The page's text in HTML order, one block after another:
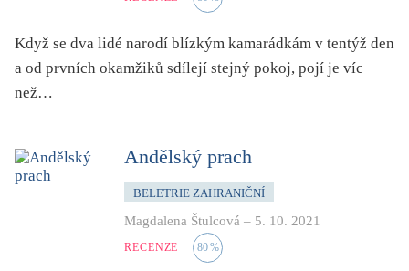
Když se dva lidé narodí blízkým kamarádkám v tentýž den
a od prvních okamžiků sdílejí stejný pokoj, pojí je víc
než…
Andělský prach
BELETRIE ZAHRANIČNÍ
Magdalena Štulcová – 5. 10. 2021
RECENZE 80%